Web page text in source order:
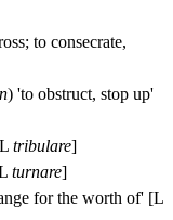
to consecrate,
) 'to obstruct, stop up'
tribulare]
turnare]
for the worth of' [L